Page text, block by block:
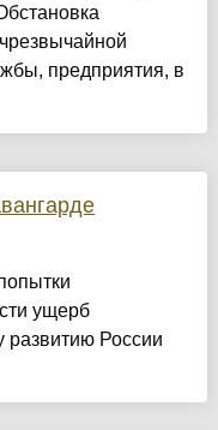
предприятия, в
ущерб
развитию России